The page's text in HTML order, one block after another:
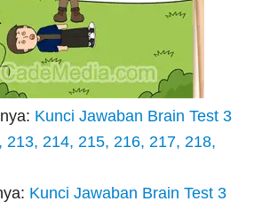
Kunci Jawaban Brain Test 3
213, 214, 215, 216, 217, 218,
Kunci Jawaban Brain Test 3